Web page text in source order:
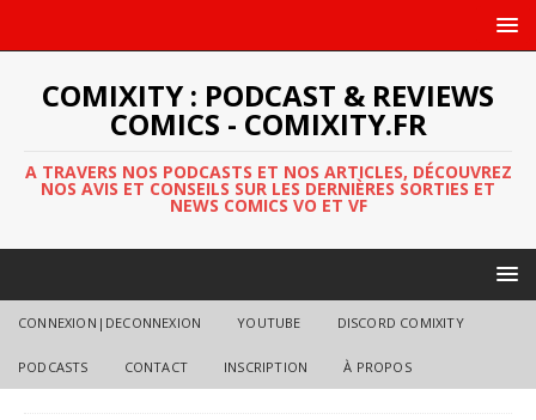
COMIXITY : PODCAST & REVIEWS
COMICS - COMIXITY.FR
A TRAVERS NOS PODCASTS ET NOS ARTICLES, DÉCOUVREZ
NOS AVIS ET CONSEILS SUR LES DERNIÈRES SORTIES ET
NEWS COMICS VO ET VF
CONNEXION|DECONNEXION YOUTUBE DISCORD COMIXITY
PODCASTS CONTACT INSCRIPTION À PROPOS